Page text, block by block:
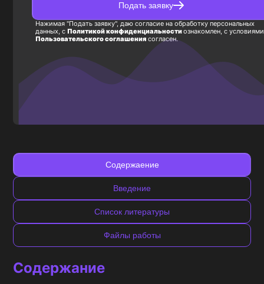
Подать заявку
Нажимая "Подать заявку", даю согласие на обработку персональных
данных, с Политикой конфиденциальностиознакомлен, с условиями
Пользовательского соглашения согласен.
Содержаение
Введение
Список литературы
Файлы работы
Содержание